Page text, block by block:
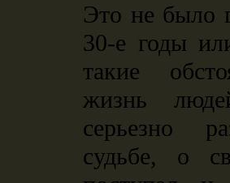
Это не было
30-е годы
такие
жизнь
серьезно
судьбе, о